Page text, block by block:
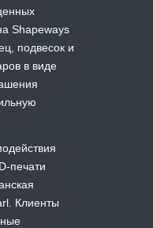
Shapeways
подвесок и
в виде
печати
Клиенты